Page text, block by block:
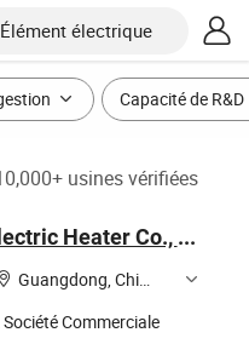
Capacité de R&D
usines vérifiées
Shenzhen Angel Electric Heater Co., Ltd.
Guangdong, China
Commerciale